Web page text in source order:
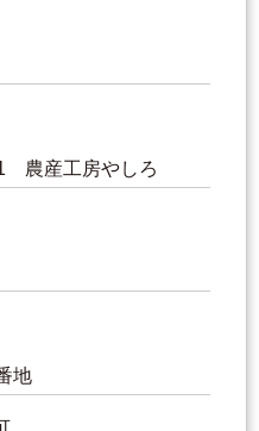
農産工房やしろ
地